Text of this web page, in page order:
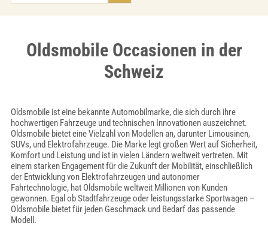
Oldsmobile Occasionen in der
Schweiz
Oldsmobile ist eine bekannte Automobilmarke, die sich durch ihre
hochwertigen Fahrzeuge und technischen Innovationen auszeichnet.
Oldsmobile bietet eine Vielzahl von Modellen an, darunter Limousinen,
SUVs, und Elektrofahrzeuge. Die Marke legt großen Wert auf Sicherheit,
Komfort und Leistung und ist in vielen Ländern weltweit vertreten. Mit
einem starken Engagement für die Zukunft der Mobilität, einschließlich
der Entwicklung von Elektrofahrzeugen und autonomer
Fahrtechnologie, hat Oldsmobile weltweit Millionen von Kunden
gewonnen. Egal ob Stadtfahrzeuge oder leistungsstarke Sportwagen –
Oldsmobile bietet für jeden Geschmack und Bedarf das passende
Modell.